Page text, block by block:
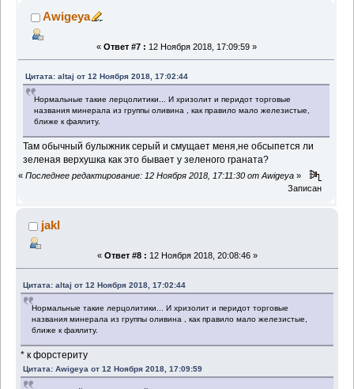
Awigeya
« Ответ #7 : 12 Ноября 2018, 17:09:59 »
Цитата: altaj от 12 Ноября 2018, 17:02:44
Нормальные такие лерцолитики... И хризолит и перидот торговые
названия минерала из группы оливина , как правило мало железистые,
ближе к фаялиту.
Там обычный булыжник серый и смущает меня,не обсыпется ли
зеленая верхушка как это бывает у зеленого граната?
« Последнее редактирование: 12 Ноября 2018, 17:11:30 от Awigeya »
Записан
jakl
« Ответ #8 : 12 Ноября 2018, 20:08:46 »
Цитата: altaj от 12 Ноября 2018, 17:02:44
Нормальные такие лерцолитики... И хризолит и перидот торговые
названия минерала из группы оливина , как правило мало железистые,
ближе к фаялиту.
* к форстериту
Цитата: Awigeya от 12 Ноября 2018, 17:09:59